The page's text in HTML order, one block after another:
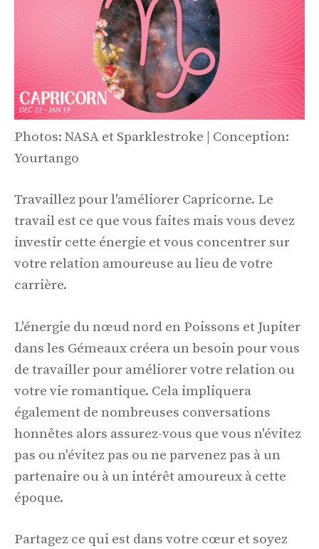
Photos: NASA et Sparklestroke | Conception:
Yourtango
Travaillez pour l'améliorer Capricorne. Le
travail est ce que vous faites mais vous devez
investir cette énergie et vous concentrer sur
votre relation amoureuse au lieu de votre
carrière.
L'énergie du nœud nord en Poissons et Jupiter
dans les Gémeaux créera un besoin pour vous
de travailler pour améliorer votre relation ou
votre vie romantique. Cela impliquera
également de nombreuses conversations
honnêtes alors assurez-vous que vous n'évitez
pas ou n'évitez pas ou ne parvenez pas à un
partenaire ou à un intérêt amoureux à cette
époque.
Partagez ce qui est dans votre cœur et soyez